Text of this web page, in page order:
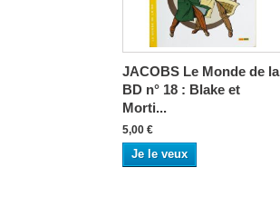
JACOBS Le Monde de la
BD n° 18 : Blake et
Morti...
5,00 €
Je le veux